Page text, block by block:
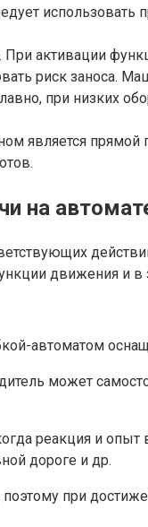
активации
риск заноса.
при низких
является
на
движения и в
автоматом
может
когда реакция и
дороге и др.
при